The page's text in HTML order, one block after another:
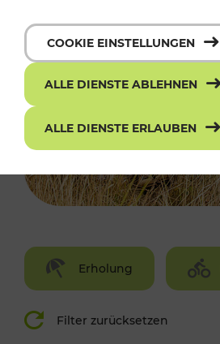
Erholung
Filter zurücksetzen
COOKIE EINSTELLUNGEN
ALLE DIENSTE ABLEHNEN
ALLE DIENSTE ERLAUBEN